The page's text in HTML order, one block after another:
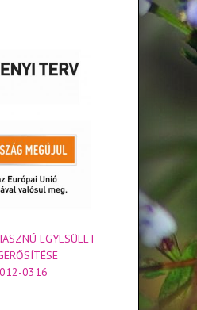
EGYESÜLET
0316